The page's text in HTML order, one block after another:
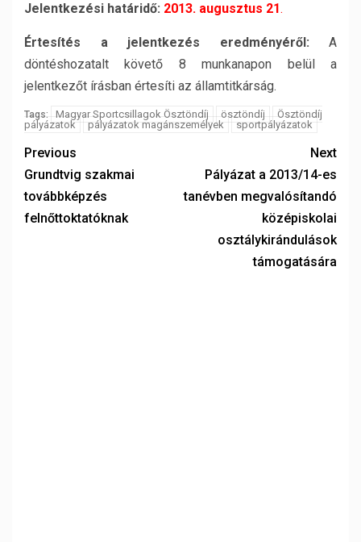
Jelentkezési határidő: 2013. augusztus 21.
Értesítés a jelentkezés eredményéről: A
döntéshozatalt követő 8 munkanapon belül a
jelentkezőt írásban értesíti az államtitkárság.
Tags: Magyar Sportcsillagok Ösztöndíj ösztöndíj
Ösztöndíj
pályázatok
pályázatok magánszemélyek sportpályázatok
Previous
Grundtvig szakmai
továbbképzés
felnőttoktatóknak
Next
Pályázat a 2013/14-es
tanévben megvalósítandó
középiskolai
osztálykirándulások
támogatására